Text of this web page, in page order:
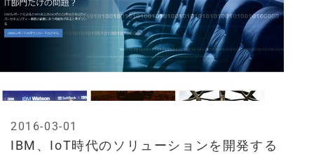
IBM、IoT時代のソリューションを開発する
2016-03-01